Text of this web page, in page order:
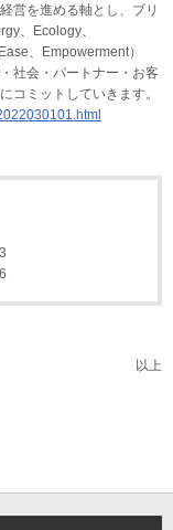
営を進める軸とし、ブリ
、Ecology、
、Empowerment）
社会・パートナー・お客
コミットしていきます。
以上